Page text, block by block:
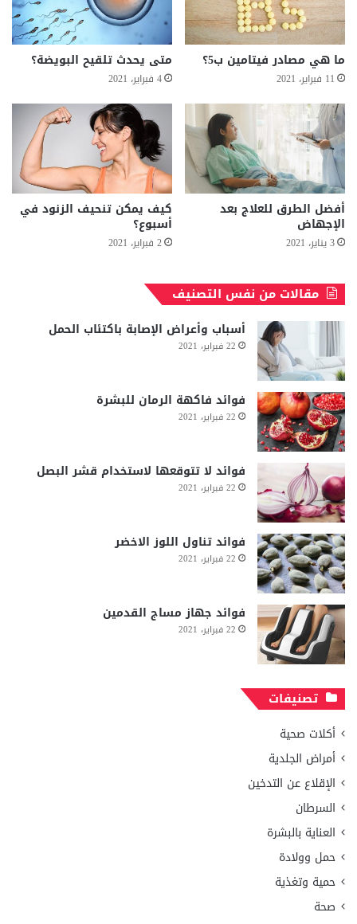
ما هي مصادر فيتامين ب5؟
11 فبراير، 2021
متى يحدث تلقيح البويضة؟
4 فبراير، 2021
أفضل الطرق للعلاج بعد
الإجهاض
3 يناير، 2021
كيف يمكن تنحيف الزنود في
أسبوع؟
2 فبراير، 2021
مقالات من نفس التصنيف
أسباب وأعراض الإصابة باكتئاب الحمل
22 فبراير، 2021
فوائد فاكهة الرمان للبشرة
22 فبراير، 2021
فوائد لا تتوقعها لاستخدام قشر البصل
22 فبراير، 2021
فوائد تناول اللوز الاخضر
22 فبراير، 2021
فوائد جهاز مساج القدمين
22 فبراير، 2021
تصنيفات
أكلات صحية
أمراض الجلدية
الإقلاع عن التدخين
السرطان
العناية بالبشرة
حمل وولادة
حمية وتغذية
صحة